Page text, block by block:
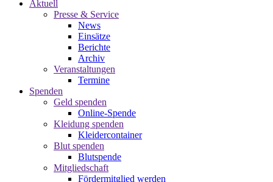
Aktuell
Presse & Service
News
Einsätze
Berichte
Archiv
Veranstaltungen
Termine
Spenden
Geld spenden
Online-Spende
Kleidung spenden
Kleidercontainer
Blut spenden
Blutspende
Mitgliedschaft
Fördermitglied werden